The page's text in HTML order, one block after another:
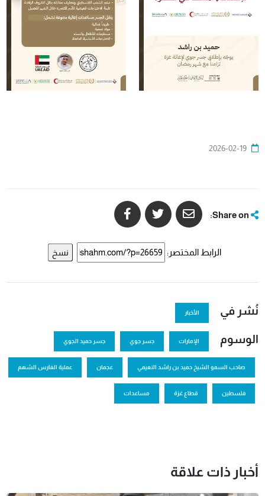
2026-02-19
الرابط المختصر: نسخ
نُشر في الأخبار
الوسوم الإمارات جسر جوي جسر حميد الجوي
صاحب السمو الشيخ حميد بن راشد النعيمي عجمان عملية الفارس الشهم
فلسطين قطاع غزة مساعدات
أخبار ذات علاقة